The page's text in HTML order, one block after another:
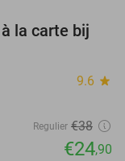
34%
la carte bij
9.6 star
Regulier €38
€24,90